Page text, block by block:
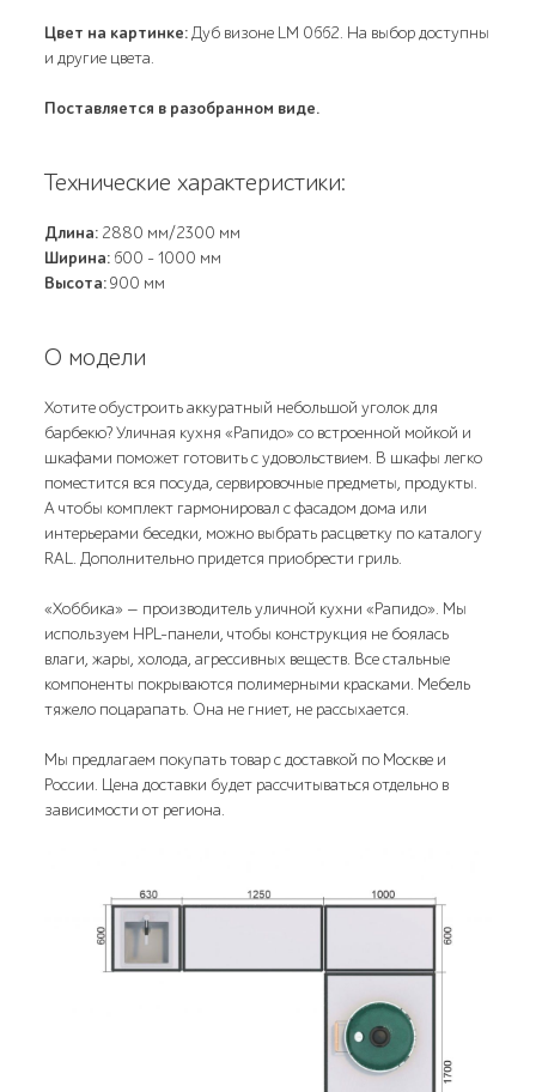
Цвет на картинке:Дуб визоне LM 0662. На выбор доступны
и другие цвета.
Поставляется в разобранном виде.
Технические характеристики:
Длина: 2880 мм/2300 мм
Ширина: 600 - 1000 мм
Высота:900 мм
О модели
Хотите обустроить аккуратный небольшой уголок для
барбекю? Уличная кухня «Рапидо» со встроенной мойкой и
шкафами поможет готовить с удовольствием. В шкафы легко
поместится вся посуда, сервировочные предметы, продукты.
А чтобы комплект гармонировал с фасадом дома или
интерьерами беседки, можно выбрать расцветку по каталогу
RAL. Дополнительно придется приобрести гриль.
«Хоббика» — производитель уличной кухни «Рапидо». Мы
используем HPL-панели, чтобы конструкция не боялась
влаги, жары, холода, агрессивных веществ. Все стальные
компоненты покрываются полимерными красками. Мебель
тяжело поцарапать. Она не гниет, не рассыхается.
Мы предлагаем покупать товар с доставкой по Москве и
России. Цена доставки будет рассчитываться отдельно в
зависимости от региона.